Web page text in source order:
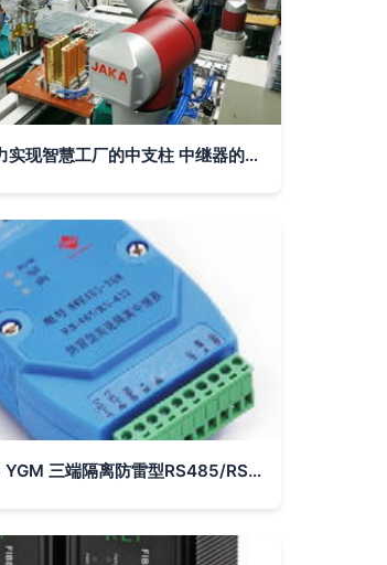
协作机器人助力实现智慧工厂的中支柱 中继器的关键价值
迈威MWE485 YGM 三端隔离防雷型RS485/RS422中继器深度解析